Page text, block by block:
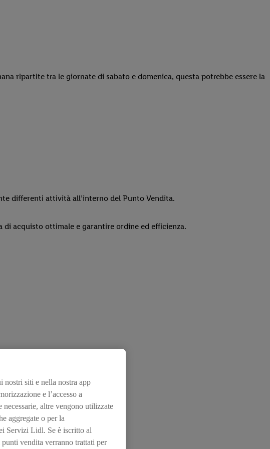
ripartite tra le giornate di sabato e domenica, questa potrebbe essere la
differenti attività all’interno del Punto Vendita.
di acquisto ottimale e garantire ordine ed efficienza.
nostri siti e nella nostra app
e l’accesso a
altre vengono utilizzate
aggregate o per la
Servizi Lidl. Se è iscritto al
vendita verranno trattati per